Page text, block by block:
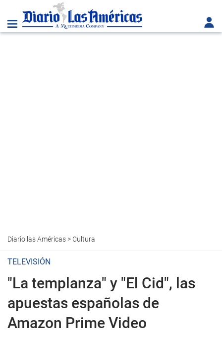
Diario las Américas> Cultura
TELEVISIÓN
"La templanza" y "El Cid", las
apuestas españolas de
Amazon Prime Video